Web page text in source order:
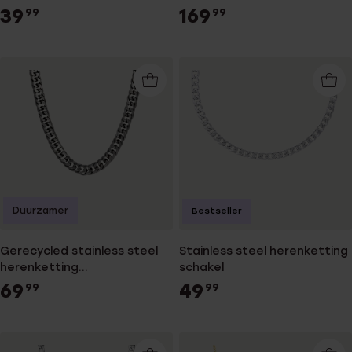
voor heren
39 99 169 99
Gerecycled stainless steel
herenketting
gourmetschakel
69 99
Duurzamer
Stainless steel herenketting
schakel
49 99
Bestseller